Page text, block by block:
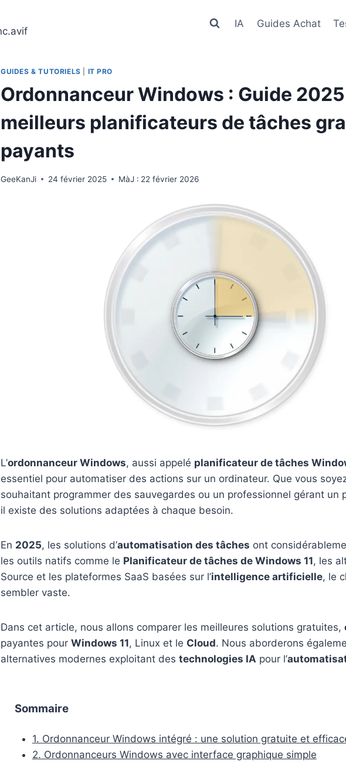
IA Guides Achat
GUIDES & TUTORIELS IT PRO
Ordonnanceur Windows : Guide
meilleurs planificateurs de tâches
payants
GeeKanJi 24 février 2025 MàJ : 22 février 2026
L’ordonnanceur Windows, aussi appelé planificateur de tâches
essentiel pour automatiser des actions sur un ordinateur. Que vous
souhaitant programmer des sauvegardes ou un professionnel gérant un
il existe des solutions adaptées à chaque besoin.
En 2025, les solutions d’automatisation des tâches ont
les outils natifs comme le Planificateur de tâches de Windows 11, les
Source et les plateformes SaaS basées sur l’intelligence artificielle, le
sembler vaste.
Dans cet article, nous allons comparer les meilleures solutions gratuites,
payantes pour Windows 11, Linux et le Cloud. Nous aborderons
alternatives modernes exploitant des technologies IA pour l’
Sommaire
1. Ordonnanceur Windows intégré : une solution gratuite et
2. Ordonnanceurs Windows avec interface graphique simple